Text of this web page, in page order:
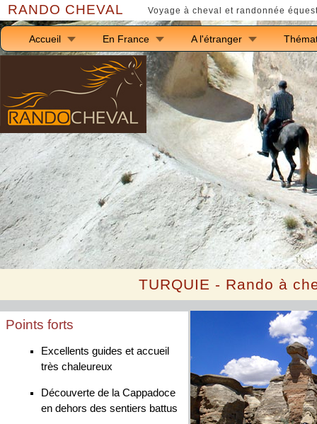
RANDO CHEVAL Voyage à cheval et randonnée
Accueil En France A l'étranger
TURQUIE - Rando à
Points forts
Excellents guides et accueil
très chaleureux
Découverte de la Cappadoce
en dehors des sentiers battus